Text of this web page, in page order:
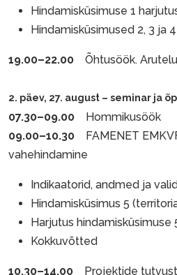
Hindamisküsimuse 1
Hindamisküsimused 2, 3 ja 4
19.00–22.00 Õhtusöök.
2. päev, 27. august – seminar ja
07.30–09.00 Hommikusöök
09.00–10.30 FAMENET
vahehindamine
Indikaatorid, andmed ja
Hindamisküsimus 5
Harjutus hindamisküsimuse
Kokkuvõtted
10.30–14.00 Projektide